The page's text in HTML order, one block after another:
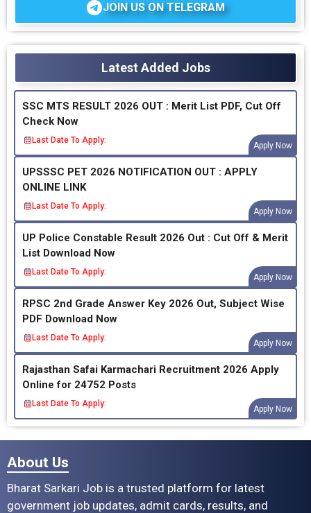
JOIN US ON TELEGRAM
Latest Added Jobs
SSC MTS RESULT 2026 OUT : Merit List PDF, Cut Off
Check Now
Last Date To Apply:
Apply Now
UPSSSC PET 2026 NOTIFICATION OUT : APPLY
ONLINE LINK
Last Date To Apply:
Apply Now
UP Police Constable Result 2026 Out : Cut Off & Merit
List Download Now
Last Date To Apply:
Apply Now
RPSC 2nd Grade Answer Key 2026 Out, Subject Wise
PDF Download Now
Last Date To Apply:
Apply Now
Rajasthan Safai Karmachari Recruitment 2026 Apply
Online for 24752 Posts
Last Date To Apply:
Apply Now
About Us
Bharat Sarkari Job is a trusted platform for latest
government job updates, admit cards, results, and